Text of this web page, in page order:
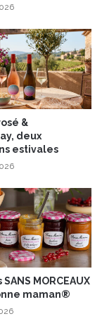
&
deux
estivales
MORCEAUX
maman®